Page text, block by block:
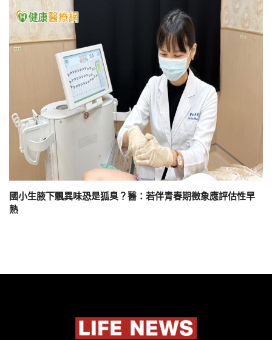
國小生腋下飄異味恐是狐臭？醫：若伴青春期徵象應評估性早
熟